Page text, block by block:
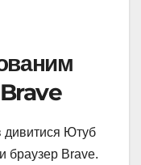
дивитися Ютуб
браузер Brave.